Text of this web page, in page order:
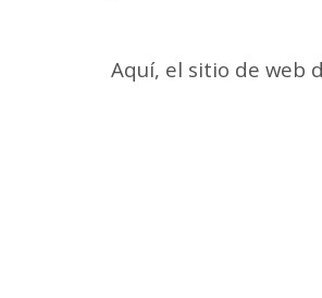
Aquí, el sitio de web